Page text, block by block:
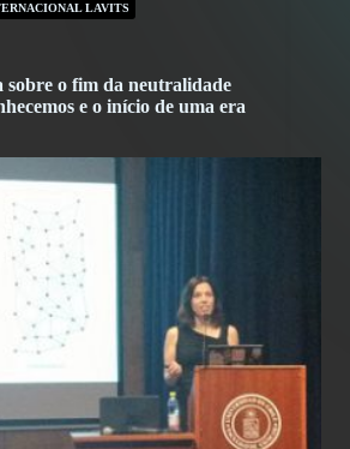
LAVITS
o fim da neutralidade
e o início de uma era